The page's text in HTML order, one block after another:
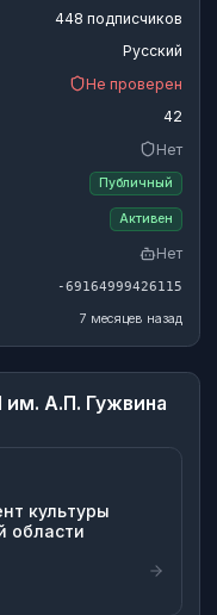
448 подписчиков
Русский
Не проверен
42
Нет
Публичный
Активен
Нет
-69164999426115
7 месяцев назад
А.П. Гужвина
культуры
области